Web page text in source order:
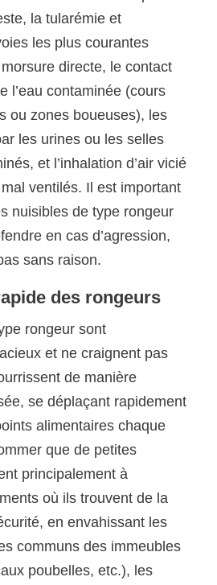
la tularémie et
les plus courantes
directe, le contact
l’eau contaminée (cours
ou zones boueuses), les
les urines ou les selles
et l’inhalation d’air vicié
ventilés. Il est important
nuisibles de type rongeur
en cas d’agression,
sans raison.
des rongeurs
rongeur sont
et ne craignent pas
de manière
se déplaçant rapidement
alimentaires chaque
que de petites
principalement à
où ils trouvent de la
en envahissant les
communs des immeubles
poubelles, etc.), les